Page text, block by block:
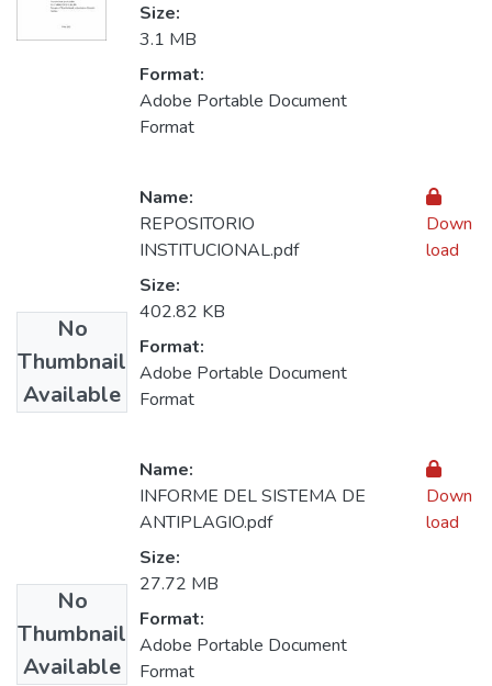
Size:
3.1 MB
Format:
Adobe Portable Document
Format
No
Thumbnail
Available
Name:
REPOSITORIO
INSTITUCIONAL.pdf
Size:
402.82 KB
Format:
Adobe Portable Document
Format
Down
load
No
Thumbnail
Available
Name:
INFORME DEL SISTEMA DE
ANTIPLAGIO.pdf
Size:
27.72 MB
Format:
Adobe Portable Document
Format
Down
load